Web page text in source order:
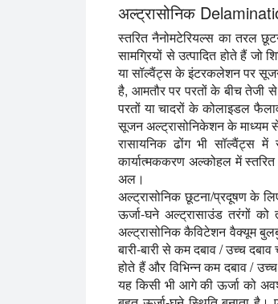
अल्ट्रासोनिक
स्तरित नैनोमटेरियल्स का तरल
सामग्रियों से उत्पादित होते हैं
या सॉल्वैंट्स के इंटरकलेशन पर सूजन
है, आमतौर पर परतों के बीच तेजी
परतों या चादरों के कोलाइडल
सूजन अल्ट्रासोनिकेशन के माध्यम से
रासायनिक ढोंग भी सॉल्वैंट्स
कार्यात्मककरण अल्कोहल में
अल।
अल्ट्रासोनिक छूटना/प्रदूषण के
ऊर्जा-घने अल्ट्रासाउंड तरंगों
अल्ट्रासोनिक कैविटेशन वैक्यूम
बारी-बारी से कम दबाव / उच्च
होते हैं और विभिन्न कम दबाव /
यह किसी भी आगे की ऊर्जा को